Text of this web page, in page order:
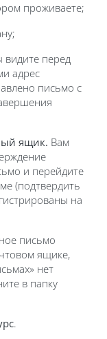
проживаете;
видите перед
адрес
письмо с
ящик. Вам
и перейдите
(подтвердить
на
письмо
ящике,
нет
в папку
.